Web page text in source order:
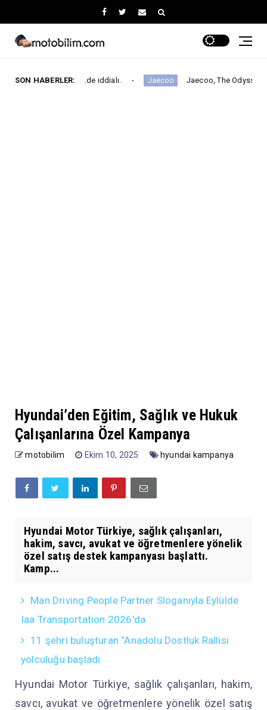
SON HABERLER:
iddialı. Jaecoo Jaecoo, The Odyssey ile Global İş
Hyundai’den Eğitim, Sağlık ve Hukuk
Çalışanlarına Özel Kampanya
motobilim Ekim 10, 2025 hyundai kampanya
Hyundai Motor Türkiye, sağlık çalışanları,
hakim, savcı, avukat ve öğretmenlere yönelik
özel satış destek kampanyası başlattı.
Kamp...
Man Driving People Partner Sloganıyla Eylülde
Iaa Transportation 2026'da
11 şehri buluşturan “Anadolu Dostluk Rallisi
yolculuğu başladı
Hyundai Motor Türkiye, sağlık çalışanları, hakim,
savcı, avukat ve öğretmenlere yönelik özel satış